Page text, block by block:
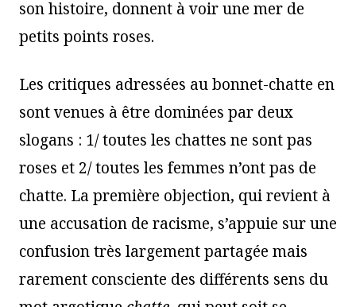
son histoire, donnent à voir une mer de
petits points roses.
Les critiques adressées au bonnet-chatte en
sont venues à être dominées par deux
slogans : 1/ toutes les chattes ne sont pas
roses et 2/ toutes les femmes n’ont pas de
chatte. La première objection, qui revient à
une accusation de racisme, s’appuie sur une
confusion très largement partagée mais
rarement consciente des différents sens du